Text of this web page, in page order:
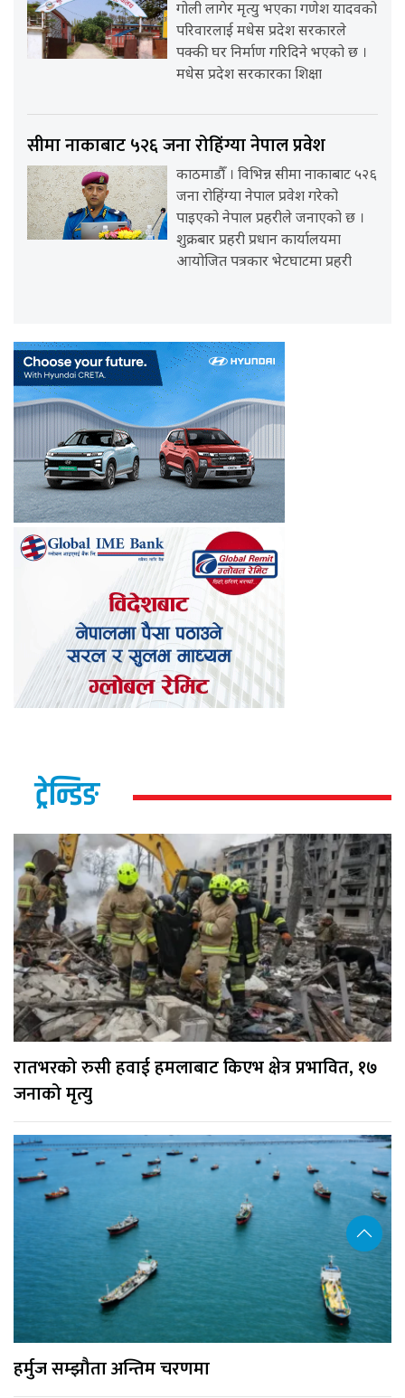
गोली लागेर मृत्यु भएका गणेश यादवको
परिवारलाई मधेस प्रदेश सरकारले
पक्की घर निर्माण गरिदिने भएको छ ।
मधेस प्रदेश सरकारका शिक्षा
सीमा नाकाबाट ५२६ जना रोहिंग्या नेपाल प्रवेश
काठमाडौँ । विभिन्न सीमा नाकाबाट ५२६
जना रोहिंग्या नेपाल प्रवेश गरेको
पाइएको नेपाल प्रहरीले जनाएको छ ।
शुक्रबार प्रहरी प्रधान कार्यालयमा
आयोजित पत्रकार भेटघाटमा प्रहरी
ट्रेन्डिङ
रातभरको रुसी हवाई हमलाबाट किएभ क्षेत्र प्रभावित, १७
जनाको मृत्यु
हर्मुज सम्झौता अन्तिम चरणमा